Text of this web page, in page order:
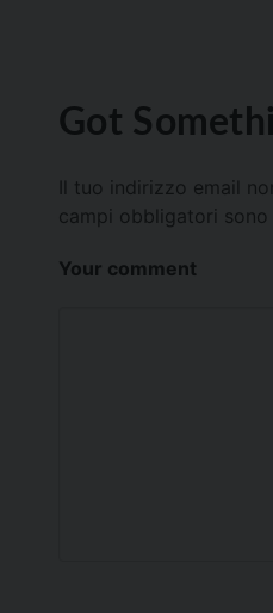
Got
Il tuo indirizzo email
campi obbligatori sono
Your comment